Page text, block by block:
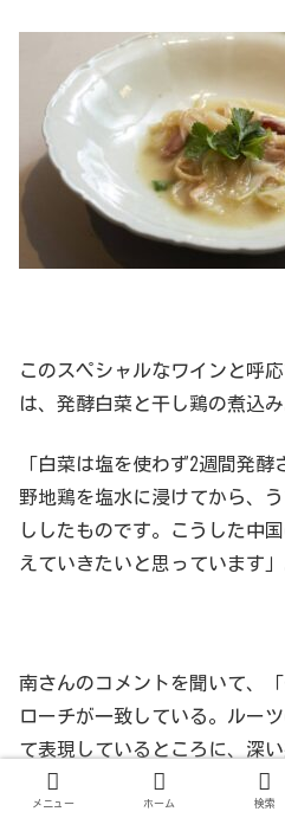
このスペシャルなワインと呼
は、発酵白菜と干し鶏の煮込み
「白菜は塩を使わず2週間発
野地鶏を塩水に浸けてから、
ししたものです。こうした中
えていきたいと思っています」
南さんのコメントを聞いて、
ローチが一致している。ルー
て表現しているところに、深
メニュー ホーム 検索